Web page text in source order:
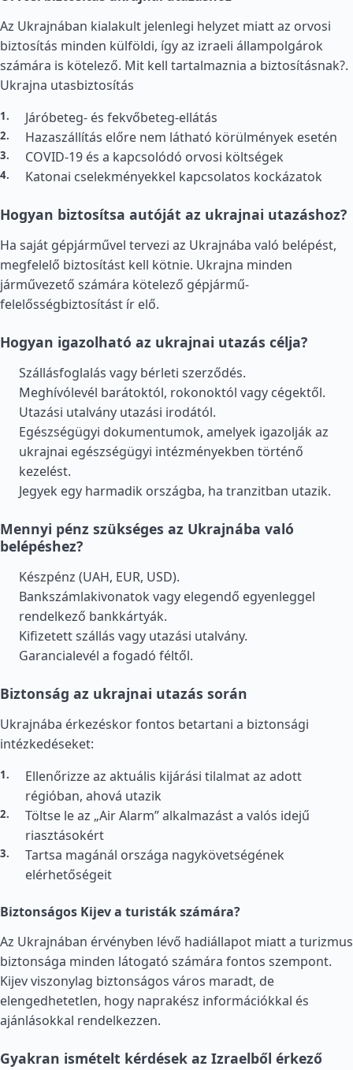
Az Ukrajnában kialakult jelenlegi helyzet miatt az orvosi
biztosítás minden külföldi, így az izraeli állampolgárok
számára is kötelező. Mit kell tartalmaznia a biztosításnak?.
Ukrajna utasbiztosítás
Járóbeteg- és fekvőbeteg-ellátás
Hazaszállítás előre nem látható körülmények esetén
COVID-19 és a kapcsolódó orvosi költségek
Katonai cselekményekkel kapcsolatos kockázatok
Hogyan biztosítsa autóját az ukrajnai utazáshoz?
Ha saját gépjárművel tervezi az Ukrajnába való belépést,
megfelelő biztosítást kell kötnie. Ukrajna minden
járművezető számára kötelező gépjármű-
felelősségbiztosítást ír elő.
Hogyan igazolható az ukrajnai utazás célja?
Szállásfoglalás vagy bérleti szerződés.
Meghívólevél barátoktól, rokonoktól vagy cégektől.
Utazási utalvány utazási irodától.
Egészségügyi dokumentumok, amelyek igazolják az
ukrajnai egészségügyi intézményekben történő
kezelést.
Jegyek egy harmadik országba, ha tranzitban utazik.
Mennyi pénz szükséges az Ukrajnába való
belépéshez?
Készpénz (UAH, EUR, USD).
Bankszámlakivonatok vagy elegendő egyenleggel
rendelkező bankkártyák.
Kifizetett szállás vagy utazási utalvány.
Garancialevél a fogadó féltől.
Biztonság az ukrajnai utazás során
Ukrajnába érkezéskor fontos betartani a biztonsági
intézkedéseket:
Ellenőrizze az aktuális kijárási tilalmat az adott
régióban, ahová utazik
Töltse le az „Air Alarm” alkalmazást a valós idejű
riasztásokért
Tartsa magánál országa nagykövetségének
elérhetőségeit
Biztonságos Kijev a turisták számára?
Az Ukrajnában érvényben lévő hadiállapot miatt a turizmus
biztonsága minden látogató számára fontos szempont.
Kijev viszonylag biztonságos város maradt, de
elengedhetetlen, hogy naprakész információkkal és
ajánlásokkal rendelkezzen.
Gyakran ismételt kérdések az Izraelből érkező